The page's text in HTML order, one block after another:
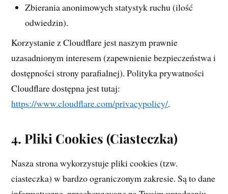
Zbierania anonimowych statystyk ruchu (ilość
odwiedzin).
Korzystanie z Cloudflare jest naszym prawnie
uzasadnionym interesem (zapewnienie bezpieczeństwa i
dostępności strony parafialnej). Polityka prywatności
Cloudflare dostępna jest tutaj:
https://www.cloudflare.com/privacypolicy/.
4. Pliki Cookies (Ciasteczka)
Nasza strona wykorzystuje pliki cookies (tzw.
ciasteczka) w bardzo ograniczonym zakresie. Są to dane